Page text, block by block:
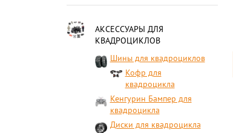
АКСЕССУАРЫ ДЛЯ
КВАДРОЦИКЛОВ
Шины для квадроциклов
Кофр для
квадроцикла
Кенгурин Бампер для
квадроцикла
Диски для квадроцикла